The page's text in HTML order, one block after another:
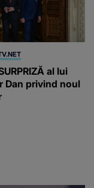
al lui
Dan privind noul